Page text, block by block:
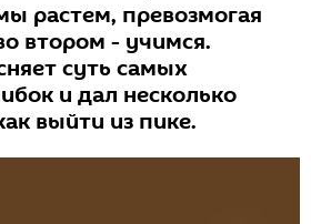
растем, превозмогая
втором - учимся.
суть самых
и дал несколько
выйти из пике.